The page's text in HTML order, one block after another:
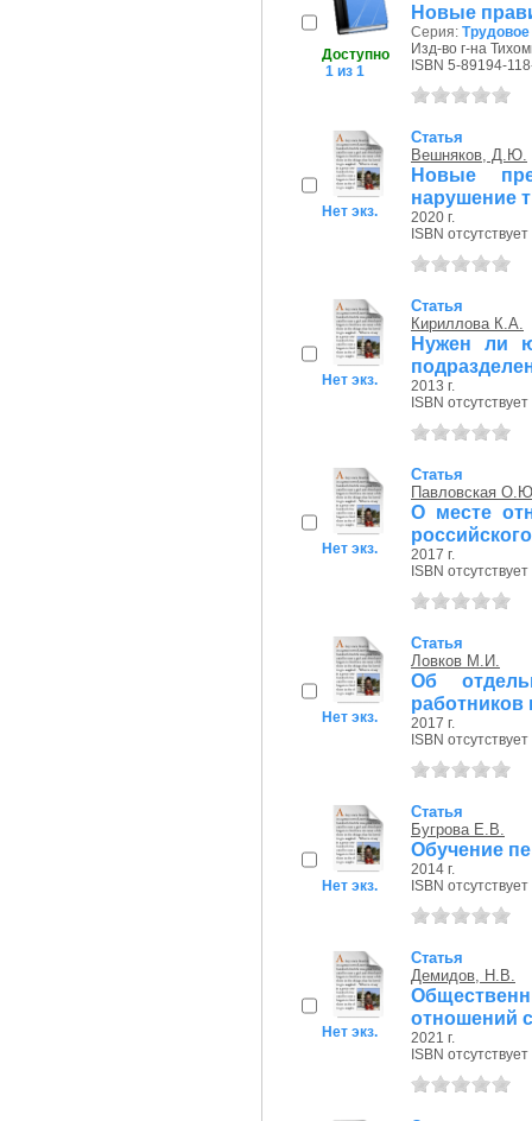
Доступно
1 из 1
Новые
Серия:
Изд-во г-на
ISBN 5-89194-
Нет экз.
Статья
Вешняков, Д.Ю.
Новые
нарушение
2020 г.
ISBN отсутствует
Нет экз.
Статья
Кириллова К.А.
Нужен ли
2013 г.
ISBN отсутствует
Нет экз.
Статья
Павловская
О месте
2017 г.
ISBN отсутствует
Нет экз.
Статья
Ловков М.И.
Об
работников
2017 г.
ISBN отсутствует
Нет экз.
Статья
Бугрова Е.В.
Обучение
2014 г.
ISBN отсутствует
Нет экз.
Статья
Демидов, Н.В.
отношений
2021 г.
ISBN отсутствует